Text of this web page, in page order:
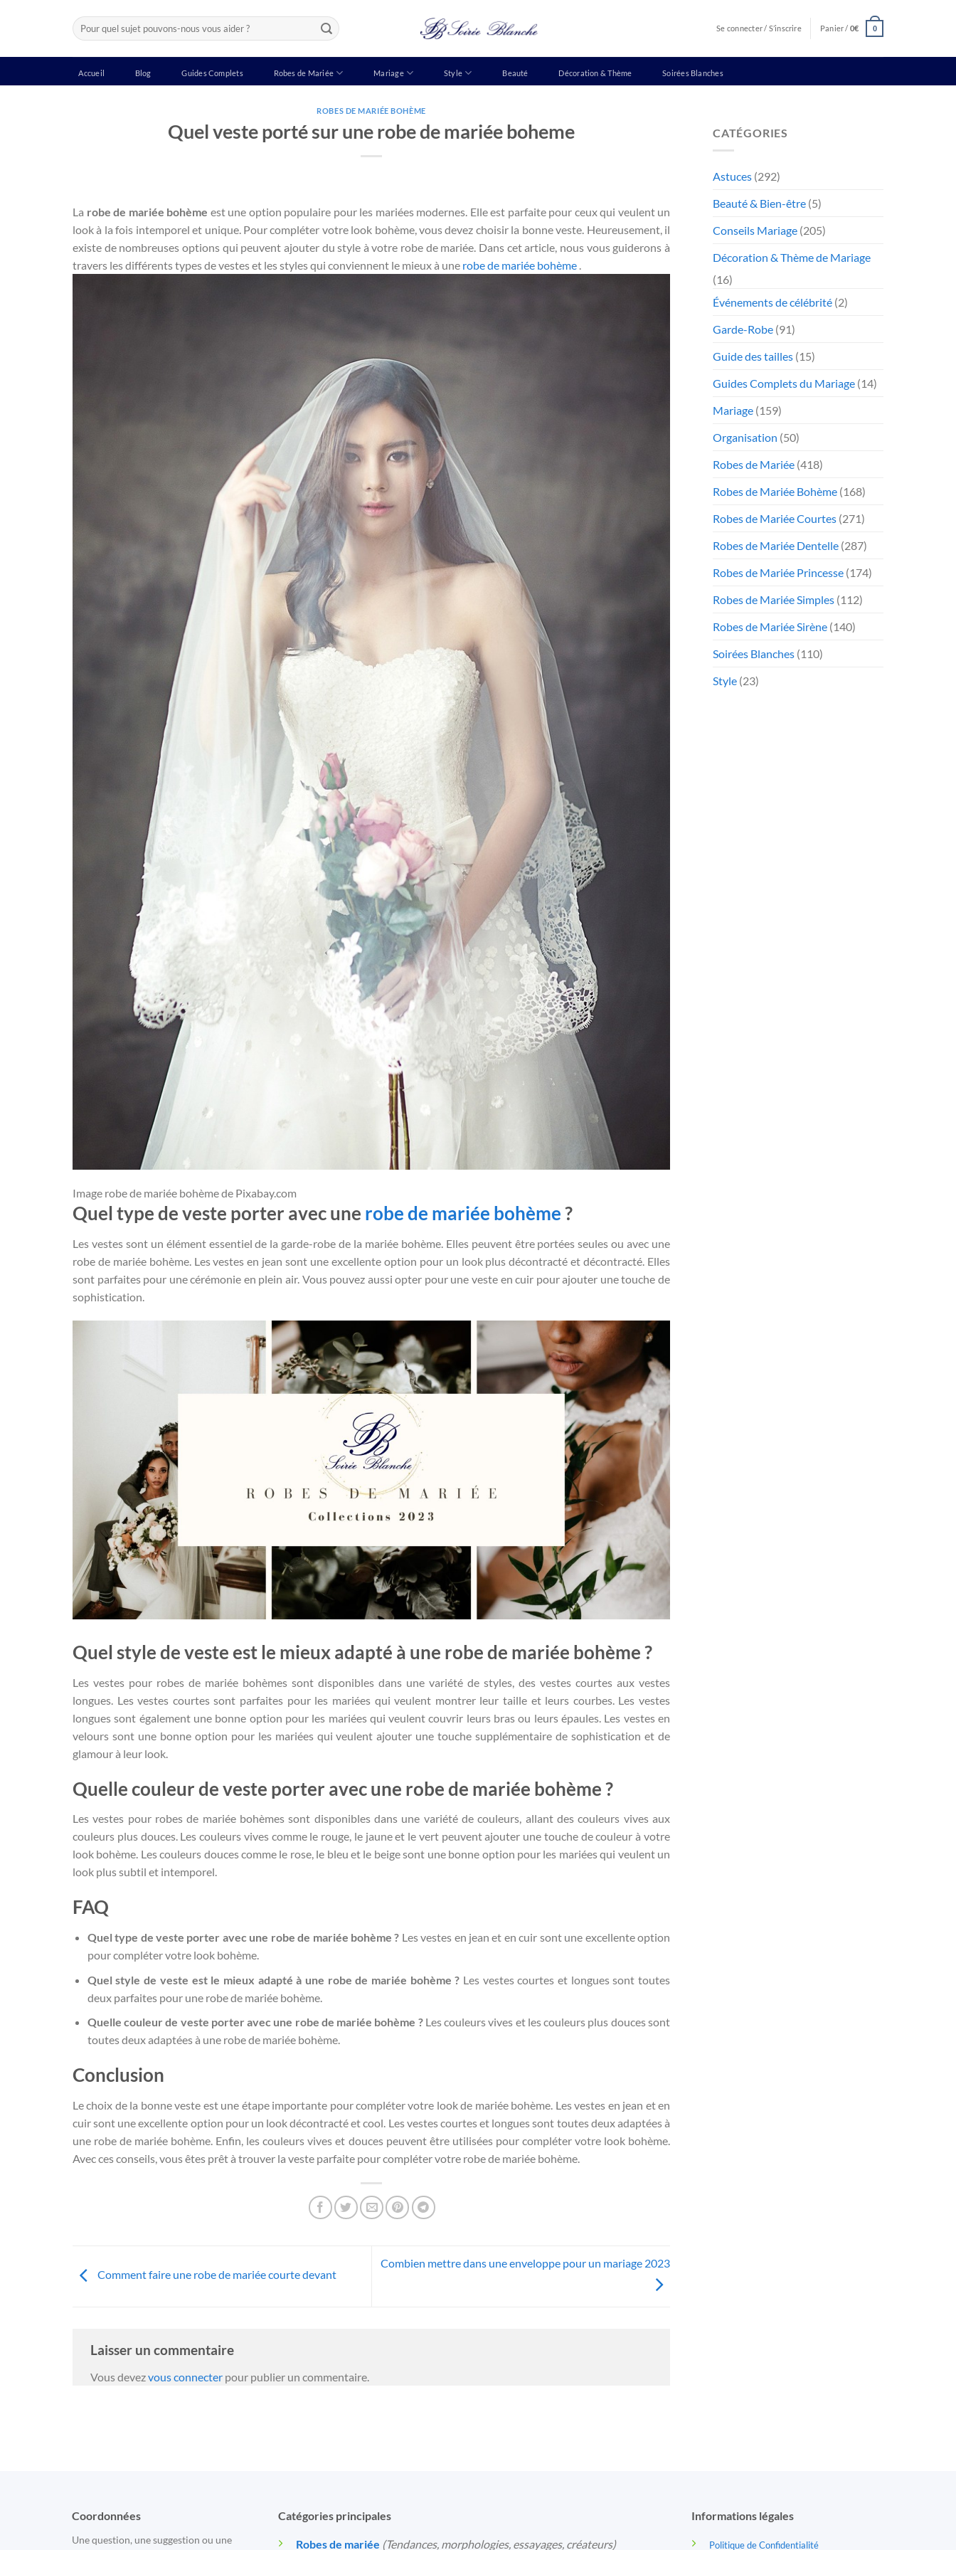
Recherche
pour :
Se connecter / S’inscrire Panier / 0€ 0
Accueil Blog Guides Complets Robes de Mariée Mariage Style Beauté Décoration & Thème Soirées Blanches
ROBES DE MARIÉE BOHÈME
Quel veste porté sur une robe de mariée boheme
La robe de mariée bohème est une option populaire pour les mariées modernes. Elle est parfaite pour ceux qui veulent un
look à la fois intemporel et unique. Pour compléter votre look bohème, vous devez choisir la bonne veste. Heureusement, il
existe de nombreuses options qui peuvent ajouter du style à votre robe de mariée. Dans cet article, nous vous guiderons à
travers les différents types de vestes et les styles qui conviennent le mieux à une robe de mariée bohème
Image robe de mariée bohème de Pixabay.com
Quel type de veste porter avec une robe de mariée bohème ?
Les vestes sont un élément essentiel de la garde-robe de la mariée bohème. Elles peuvent être portées seules ou avec une
robe de mariée bohème. Les vestes en jean sont une excellente option pour un look plus décontracté et décontracté. Elles
sont parfaites pour une cérémonie en plein air. Vous pouvez aussi opter pour une veste en cuir pour ajouter une touche de
sophistication.
Quel style de veste est le mieux adapté à une robe de mariée bohème ?
Les vestes pour robes de mariée bohèmes sont disponibles dans une variété de styles, des vestes courtes aux vestes
longues. Les vestes courtes sont parfaites pour les mariées qui veulent montrer leur taille et leurs courbes. Les vestes
longues sont également une bonne option pour les mariées qui veulent couvrir leurs bras ou leurs épaules. Les vestes en
velours sont une bonne option pour les mariées qui veulent ajouter une touche supplémentaire de sophistication et de
glamour à leur look.
Quelle couleur de veste porter avec une robe de mariée bohème ?
Les vestes pour robes de mariée bohèmes sont disponibles dans une variété de couleurs, allant des couleurs vives aux
couleurs plus douces. Les couleurs vives comme le rouge, le jaune et le vert peuvent ajouter une touche de couleur à votre
look bohème. Les couleurs douces comme le rose, le bleu et le beige sont une bonne option pour les mariées qui veulent un
look plus subtil et intemporel.
FAQ
Quel type de veste porter avec une robe de mariée bohème ? Les vestes en jean et en cuir sont une excellente option
pour compléter votre look bohème.
Quel style de veste est le mieux adapté à une robe de mariée bohème ? Les vestes courtes et longues sont toutes
deux parfaites pour une robe de mariée bohème.
Quelle couleur de veste porter avec une robe de mariée bohème ?Les couleurs vives et les couleurs plus douces sont
toutes deux adaptées à une robe de mariée bohème.
Conclusion
Le choix de la bonne veste est une étape importante pour compléter votre look de mariée bohème. Les vestes en jean et en
cuir sont une excellente option pour un look décontracté et cool. Les vestes courtes et longues sont toutes deux adaptées à
une robe de mariée bohème. Enfin, les couleurs vives et douces peuvent être utilisées pour compléter votre look bohème.
Avec ces conseils, vous êtes prêt à trouver la veste parfaite pour compléter votre robe de mariée bohème.
Comment faire une robe de mariée courte devant
Combien mettre dans une enveloppe pour un mariage 2023
Laisser un commentaire
Vous devezvous connecter pour publier un commentaire.
CATÉGORIES
Astuces (292)
Beauté & Bien-être (5)
Conseils Mariage (205)
Décoration & Thème de Mariage
(16)
Événements de célébrité (2)
Garde-Robe (91)
Guide des tailles (15)
Guides Complets du Mariage (14)
Mariage (159)
Organisation (50)
Robes de Mariée (418)
Robes de Mariée Bohème (168)
Robes de Mariée Courtes (271)
Robes de Mariée Dentelle (287)
Robes de Mariée Princesse (174)
Robes de Mariée Simples (112)
Robes de Mariée Sirène (140)
Soirées Blanches (110)
Style (23)
Coordonnées
Une question, une suggestion ou une
Catégories principales
Robes de mariée (Tendances, morphologies, essayages, créateurs)
Informations légales
Politique de Confidentialité